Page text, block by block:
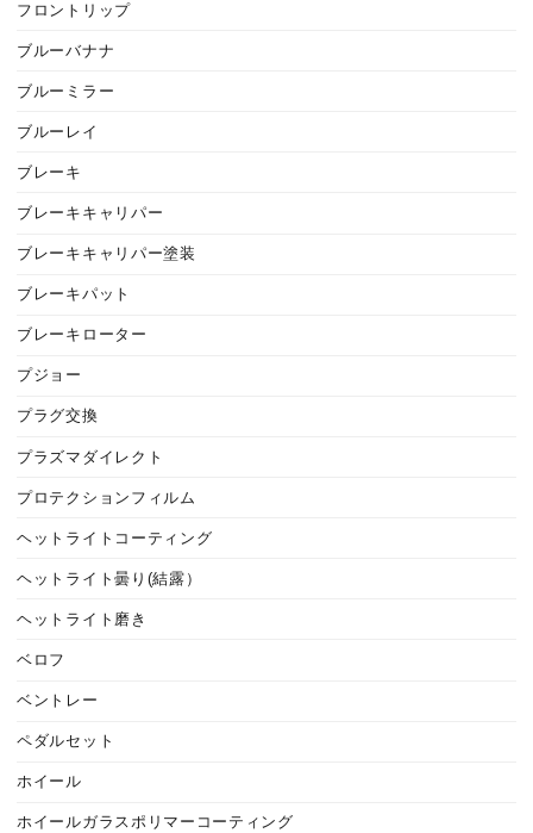
フロントリップ
ブルーバナナ
ブルーミラー
ブルーレイ
ブレーキ
ブレーキキャリパー
ブレーキキャリパー塗装
ブレーキパット
ブレーキローター
プジョー
プラグ交換
プラズマダイレクト
プロテクションフィルム
ヘットライトコーティング
ヘットライト曇り(結露）
ヘットライト磨き
ベロフ
ベントレー
ペダルセット
ホイール
ホイールガラスポリマーコーティング